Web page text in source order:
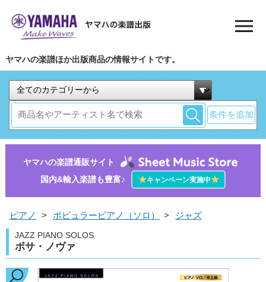
ヤマハの楽譜ほか出版商品の情報サイトです。
条件を追加
ヤマハの楽譜通販サイト
国内&輸入楽譜も豊富♪
★キャンペーン実施中★
ピアノ > ポピュラーピアノ（ソロ） > ジャズ
JAZZ PIANO SOLOS
ボサ・ノヴァ